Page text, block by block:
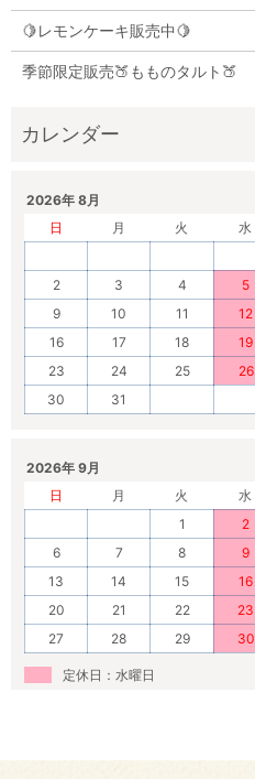
🍋レモンケーキ販売中🍋
季節限定販売🍑もものタルト🍑
2026年 8月
日
月 火 水
2
3 4 5
9
10 11 12
16
17 18 19
23
24 25 26
30
31
2026年 9月
日
月 火 水
1
2
6
7 8 9
13
14 15 16
20
21 22 23
27
28 29 30
定休日：水曜日